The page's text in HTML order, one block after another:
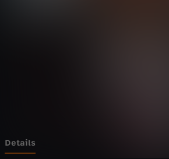
g
Details